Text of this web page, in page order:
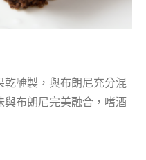
醃製，與布朗尼充分混
布朗尼完美融合，嗜酒